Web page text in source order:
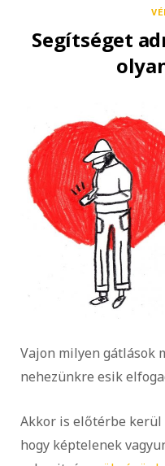
Segítséget
Vajon milyen gátlások
nehezünkre esik
Akkor is előtérbe
hogy képtelenek